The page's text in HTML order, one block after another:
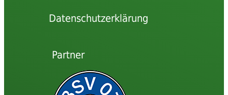
Datenschutzerklärung
Partner